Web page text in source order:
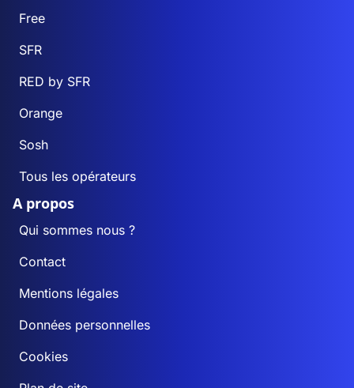
Free
SFR
RED by SFR
Orange
Sosh
Tous les opérateurs
A propos
Qui sommes nous ?
Contact
Mentions légales
Données personnelles
Cookies